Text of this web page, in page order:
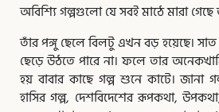
অবিশ্যি গল্পগুলো যে সবই মাঠে মারা গেছে
তাঁর পঙ্গু ছেলে বিলটু এখন বড় হয়েছে। সাত
ছেড়ে উঠতে পারে না। ফলে তার
হয় বাবার কাছে গল্প শুনে কাটে। জানা
হাসির গল্প, দেশবিদেশের রূপকথা,